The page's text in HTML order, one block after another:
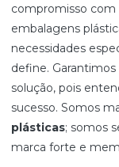
compromisso
embalagens
necessidades
define.
solução, pois
sucesso. Somos
plásticas; somos
marca forte e